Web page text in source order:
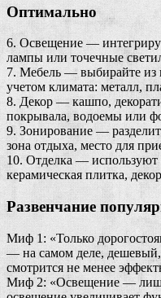
Оптимально
6. Освещение —
лампы или точечные
7. Мебель — выбирайте из
учетом климата: металл,
8. Декор — кашпо,
покрывала, водоемы или
9. Зонирование —
зона отдыха, место для
10. Отделка —
керамическая плитка,
Развенчание
Миф 1: «Только
— на самом деле,
смотрится не менее
Миф 2: «Освещение —